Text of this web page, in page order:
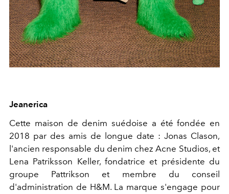
Jeanerica
Cette maison de denim suédoise a été fondée en
2018 par des amis de longue date : Jonas Clason,
l'ancien responsable du denim chez Acne Studios, et
Lena Patriksson Keller, fondatrice et présidente du
groupe Pattrikson et membre du conseil
d'administration de H&M. La marque s'engage pour